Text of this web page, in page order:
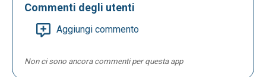
Commenti degli utenti
Aggiungi commento
Non ci sono ancora commenti per questa app